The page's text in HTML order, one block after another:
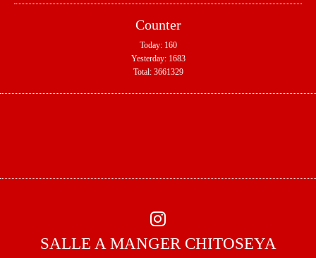
Counter
Today: 160
Yesterday: 1683
Total: 3661329
SALLE A MANGER CHITOSEYA